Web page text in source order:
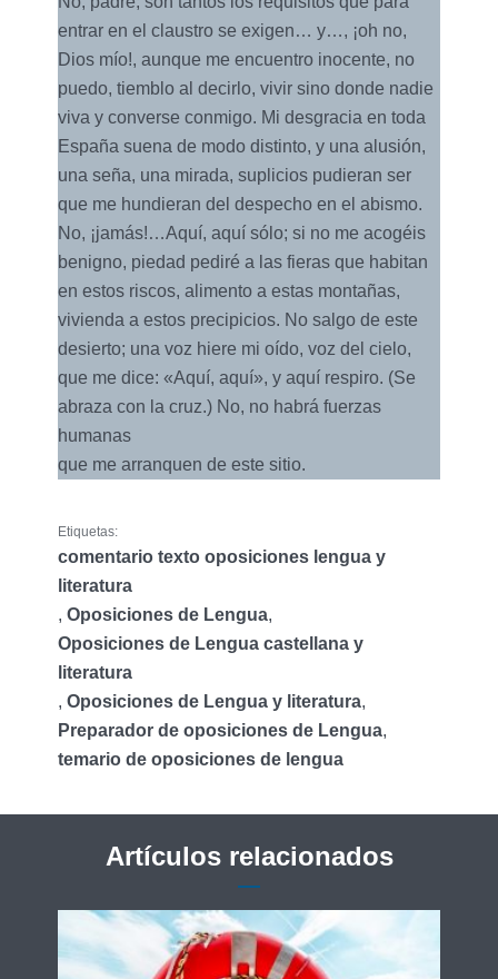
entrar en el claustro se exigen… y…, ¡oh no,
Dios mío!, aunque me encuentro inocente, no
puedo, tiemblo al decirlo, vivir sino donde nadie
viva y converse conmigo. Mi desgracia en toda
España suena de modo distinto, y una alusión,
una seña, una mirada, suplicios pudieran ser
que me hundieran del despecho en el abismo.
No, ¡jamás!…Aquí, aquí sólo; si no me acogéis
benigno, piedad pediré a las fieras que habitan
en estos riscos, alimento a estas montañas,
vivienda a estos precipicios. No salgo de este
desierto; una voz hiere mi oído, voz del cielo,
que me dice: «Aquí, aquí», y aquí respiro. (Se
abraza con la cruz.) No, no habrá fuerzas
humanas
que me arranquen de este sitio.
Etiquetas:
comentario texto oposiciones lengua y
literatura
, Oposiciones de Lengua,
Oposiciones de Lengua castellana y
literatura
, Oposiciones de Lengua y literatura,
Preparador de oposiciones de Lengua,
temario de oposiciones de lengua
Artículos relacionados